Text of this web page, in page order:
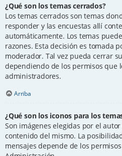
¿Qué son los temas cerrados?
Los temas cerrados son temas
responder y las encuestas allí
automáticamente. Los temas
razones. Esta decisión es tomada
moderador. Tal vez pueda cerrar
dependiendo de los permisos que
administradores.
Arriba
¿Qué son los iconos para los
Son imágenes elegidas por el
contenido del mismo. La
mensajes depende de los